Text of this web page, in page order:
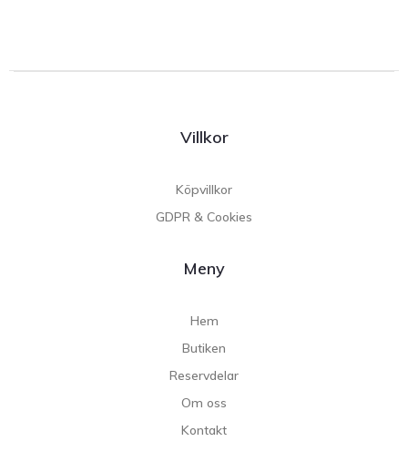
Villkor
Köpvillkor
GDPR & Cookies
Meny
Hem
Butiken
Reservdelar
Om oss
Kontakt